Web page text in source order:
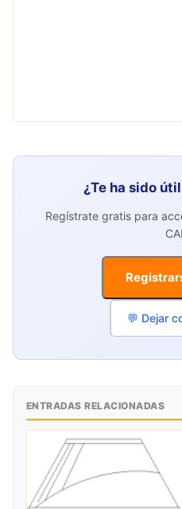
¿Te ha sido
Regístrate gratis para
💬 Dejar
ENTRADAS RELACIONADAS